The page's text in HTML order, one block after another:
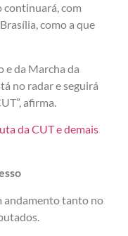
continuará, com
como a que
e da Marcha da
no radar e seguirá
afirma.
da CUT e demais
andamento tanto no